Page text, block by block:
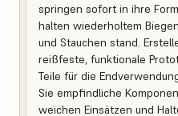
springen sofort in ihre
halten wiederholtem
und Stauchen stand.
reißfeste, funktionale
Teile für die
Sie empfindliche
weichen Einsätzen und